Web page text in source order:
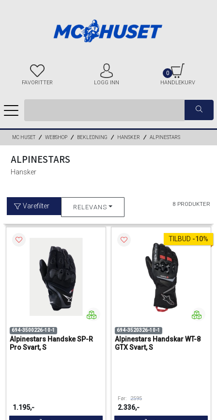
FAVORITTER LOGG INN HANDLEKURV
0
MC HUSET WEBSHOP BEKLEDNING HANSKER ALPINESTARS
ALPINESTARS
Hansker
Varefilter RELEVANS 8 PRODUKTER
694-3500226-10-1
Alpinestars Handske SP-R
Pro Svart, S
1.195,-
TILBUD -10%
694-3520326-10-1
Alpinestars Handskar WT-8
GTX Svart, S
Før: 2595
2.336,-